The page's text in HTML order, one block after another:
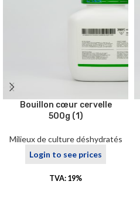
Bouillon cœur cervelle
500g (1)
Milieux de culture déshydratés
Login to see prices
TVA: 19%